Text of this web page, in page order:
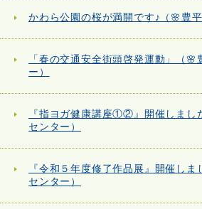
かわら公園の桜が満開です♪（🌸豊
「春の交通安全街頭啓発運動」（🌸
ー）
『指ヨガ健康講座①②』開催しまし
センター）
『令和５年度修了作品展』開催し
センター）